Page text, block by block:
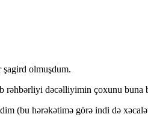
olmuşdum.
dəcəlliyimin çoxunu buna
(bu hərəkətimə görə indi də